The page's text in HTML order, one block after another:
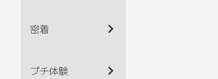
密着
プチ体験